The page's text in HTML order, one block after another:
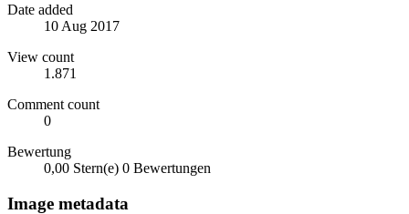
Date added
10 Aug 2017
View count
1.871
Comment count
0
Bewertung
0,00 Stern(e) 0 Bewertungen
Image metadata